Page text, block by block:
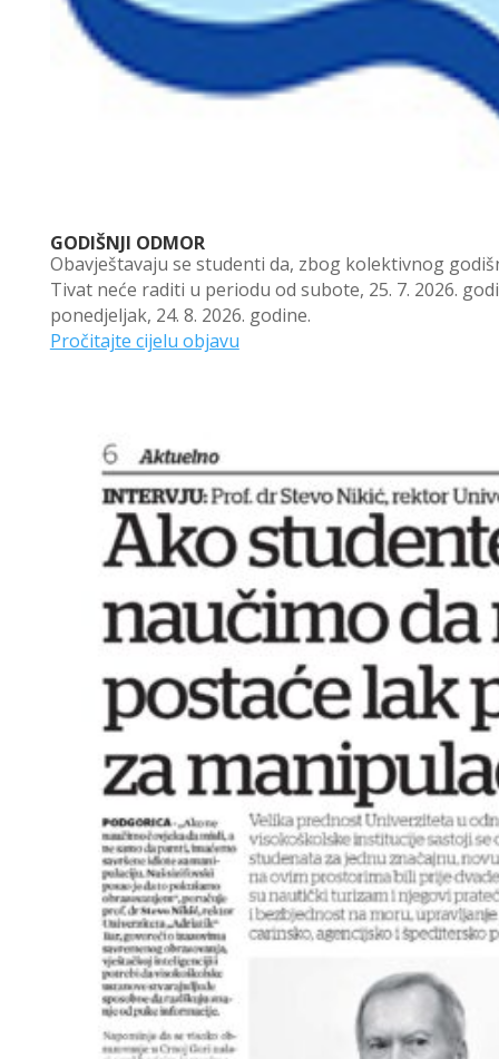
GODIŠNJI ODMOR
Obavještavaju se studenti da, zbog kolektivnog
Tivat neće raditi u periodu od subote, 25. 7. 2026.
ponedjeljak, 24. 8. 2026. godine.
Pročitajte cijelu objavu